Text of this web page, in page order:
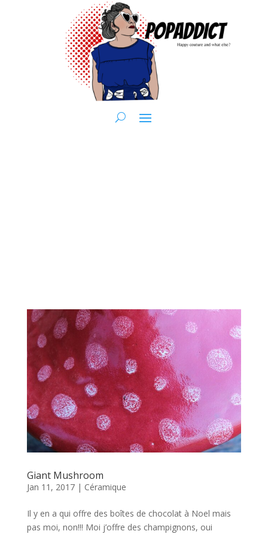
Giant Mushroom
Jan 11, 2017| Céramique
Il y en a qui offre des boîtes de chocolat à Noel mais
pas moi, non!!! Moi j’offre des champignons, oui